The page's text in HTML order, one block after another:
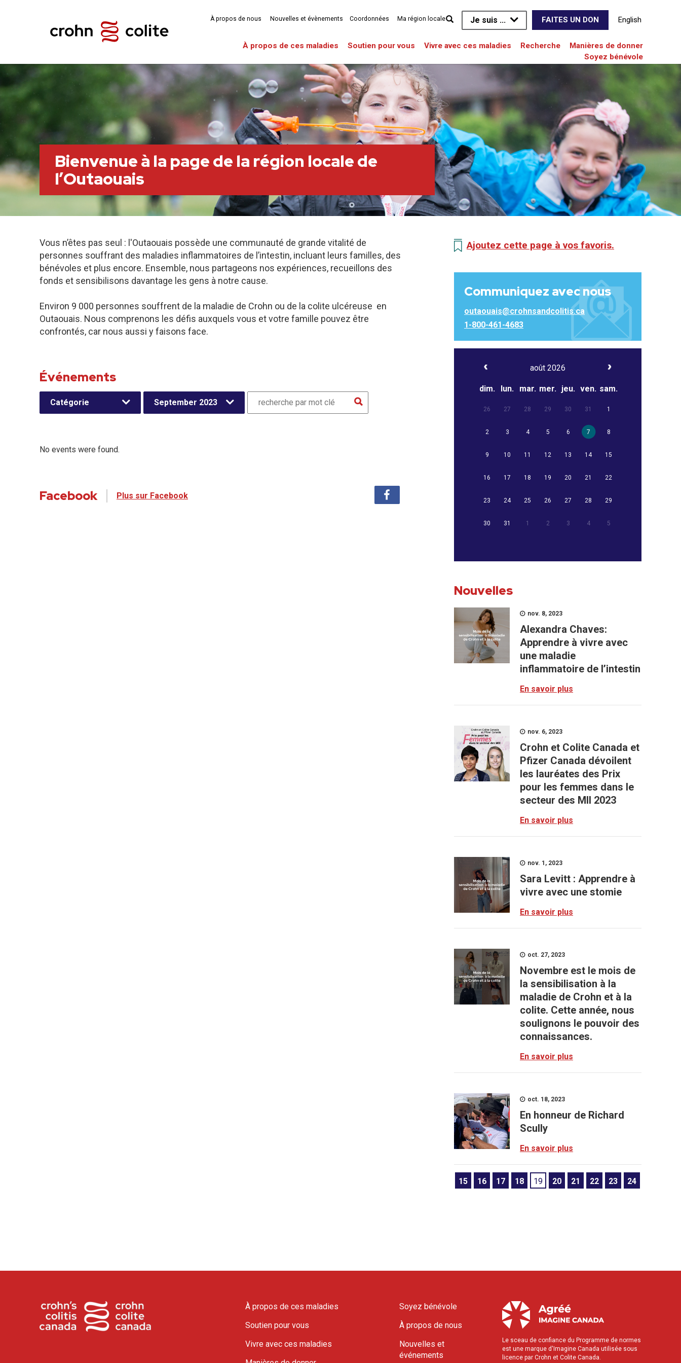
Je suis ... FAITES UN DON English
À propos de ces maladies Soutien pour vous Vivre avec ces maladies Recherche
Manières de donner
Soyez bénévole
À propos de nous Nouvelles et évènements Coordonnées Ma région locale
Bienvenue à la page de la région locale de
l’Outaouais
Vous n’êtes pas seul : l'Outaouais possède une communauté de grande vitalité de
personnes souffrant des maladies inflammatoires de l’intestin, incluant leurs familles, des
bénévoles et plus encore. Ensemble, nous partageons nos expériences, recueillons des
fonds et sensibilisons davantage les gens à notre cause.
Environ 9 000 personnes souffrent de la maladie de Crohn ou de la colite ulcéreuse en
Outaouais. Nous comprenons les défis auxquels vous et votre famille pouvez être
confrontés, car nous aussi y faisons face.
Événements
Catégorie September 2023
No events were found.
Facebook Plus sur Facebook
Ajoutez cette page à vos favoris.
Communiquez avec nous
outaouais@crohnsandcolitis.ca
1-800-461-4683
août 2026
dim. lun. mar. mer. jeu. ven. sam.
26 27 28 29 30 31 1
2 3 4 5 6 7 8
9 10 11 12 13 14 15
16 17 18 19 20 21 22
23 24 25 26 27 28 29
30 31 1 2 3 4 5
Nouvelles
nov. 8, 2023
Alexandra Chaves:
Apprendre à vivre avec
une maladie
inflammatoire de l’intestin
En savoir plus
nov. 6, 2023
Crohn et Colite Canada et
Pfizer Canada dévoilent
les lauréates des Prix
pour les femmes dans le
secteur des MII 2023
En savoir plus
nov. 1, 2023
Sara Levitt : Apprendre à
vivre avec une stomie
En savoir plus
oct. 27, 2023
Novembre est le mois de
la sensibilisation à la
maladie de Crohn et à la
colite. Cette année, nous
soulignons le pouvoir des
connaissances.
En savoir plus
oct. 18, 2023
En honneur de Richard
Scully
En savoir plus
15 16 17 18 19 20 21 22 23 24
À propos de ces maladies
Soutien pour vous
Vivre avec ces maladies
Soyez bénévole
À propos de nous
Nouvelles et
événements
Le sceau de confiance du Programme de normes
est une marque d'Imagine Canada utilisée sous
licence par Crohn et Colite Canada.